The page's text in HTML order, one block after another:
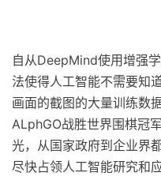
自从DeepMind使用增强
法使得人工智能不需要知
画面的截图的大量训练数
ALphGO战胜世界围棋冠
光，从国家政府到企业界
尽快占领人工智能研究和